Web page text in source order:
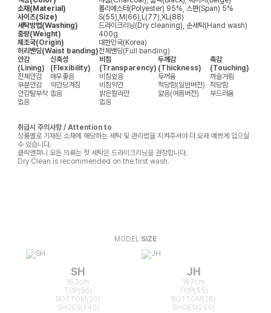
소재(Material)
폴리에스터(Polyester) 95%, 스판(Span) 5%
사이즈(Size)
S(55),M(66),L(77),XL(88)
세탁방법(Washing)
드라이크리닝(Dry cleaning), 손세탁(Hand wash)
중량(Weight)
400g
제조국(Origin)
대한민국(Korea)
허리밴딩(Waist banding)전체밴딩(Full banding)
안감
(Lining)
신축성
(Flexibility)
비침
(Transparency)
두께감
(Thickness)
촉감
(Touching)
전체안감
매우좋음 비침있음 두꺼움
까슬거림
부분안감
약간당겨짐 비침약간 적당함(일반버전)
적당함
안감탈부착 없음 밝은칼라만 얇음(여름버전)
부드러움
없음
없음
취급시 주의사항 / Attention to
상품별로 기재된 소재에 해당하는 세탁 및 관리법을 지켜주셔야 더 오래 예쁘게 입으실
수 있습니다.
클릭앤퍼니 모든 의류는 첫 세탁은 드라이크리닝을 권장합니다.
Dry Clean is recommended on the first wash.
MODEL SIZE
SH
163cm
TOP(55)
BOTTOM(26)
SHOES(240)
JH
167cm
TOP(55)
BOTTOM(26)
SHOES(240)